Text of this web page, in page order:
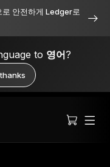
안전하게 Ledger로
to 영어?